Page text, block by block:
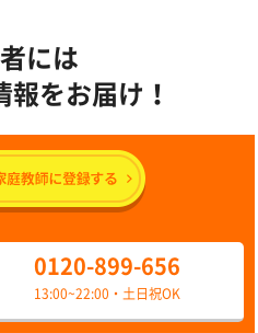
には
報をお届け！
0120-899-656
13:00~22:00・土日祝OK